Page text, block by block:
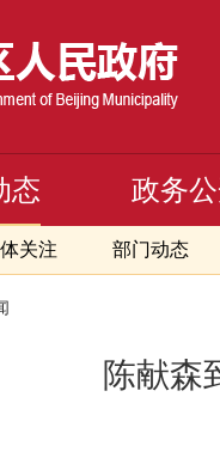
态
关注 部门动态
政务
陈献森